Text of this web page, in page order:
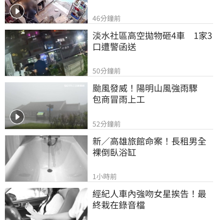
46分鐘前
淡水社區高空拋物砸4車　1家3
口遭警函送
50分鐘前
颱風發威！陽明山風強雨驟
包商冒雨上工
52分鐘前
新／高雄旅館命案！長租男全
裸倒臥浴缸
1小時前
經紀人車內強吻女星挨告！最
終栽在錄音檔